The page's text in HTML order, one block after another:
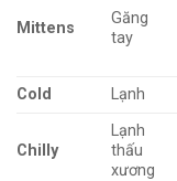
Mittens
Găng
tay
Cold
Lạnh
Chilly
Lạnh
thấu
xương